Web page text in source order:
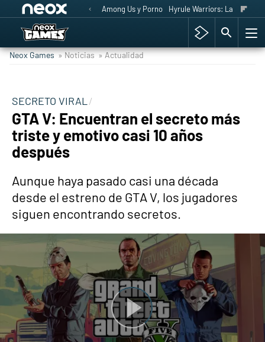
Among Us y Porno Hyrule Warriors: La Era del
Neox Games » Noticias » Actualidad
SECRETO VIRAL
GTA V: Encuentran el secreto más
triste y emotivo casi 10 años
después
Aunque haya pasado casi una década
desde el estreno de GTA V, los jugadores
siguen encontrando secretos.